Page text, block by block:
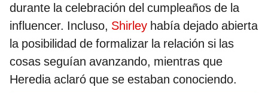
durante la celebración del cumpleaños de la
influencer. Incluso, Shirley había dejado abierta
la posibilidad de formalizar la relación si las
cosas seguían avanzando, mientras que
Heredia aclaró que se estaban conociendo.